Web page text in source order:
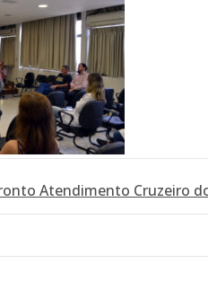
Atendimento Cruzeiro